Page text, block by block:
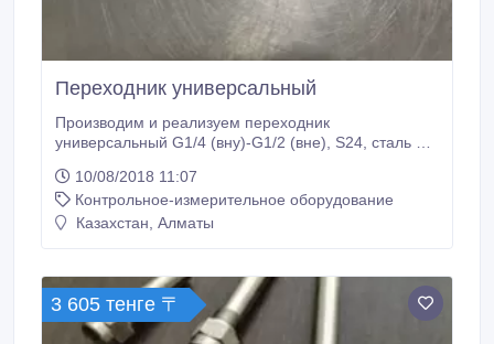
Переходник универсальный
Производим и реализуем переходник
универсальный G1/4 (вну)-G1/2 (вне), S24, сталь 20.
за рубеж. Безналичный расчет. Гарантия,
производитель, не требует обязательной
сертификации..
10/08/2018 11:07
Контрольное-измерительное оборудование
Казахстан, Алматы
3 605 тенге 〒